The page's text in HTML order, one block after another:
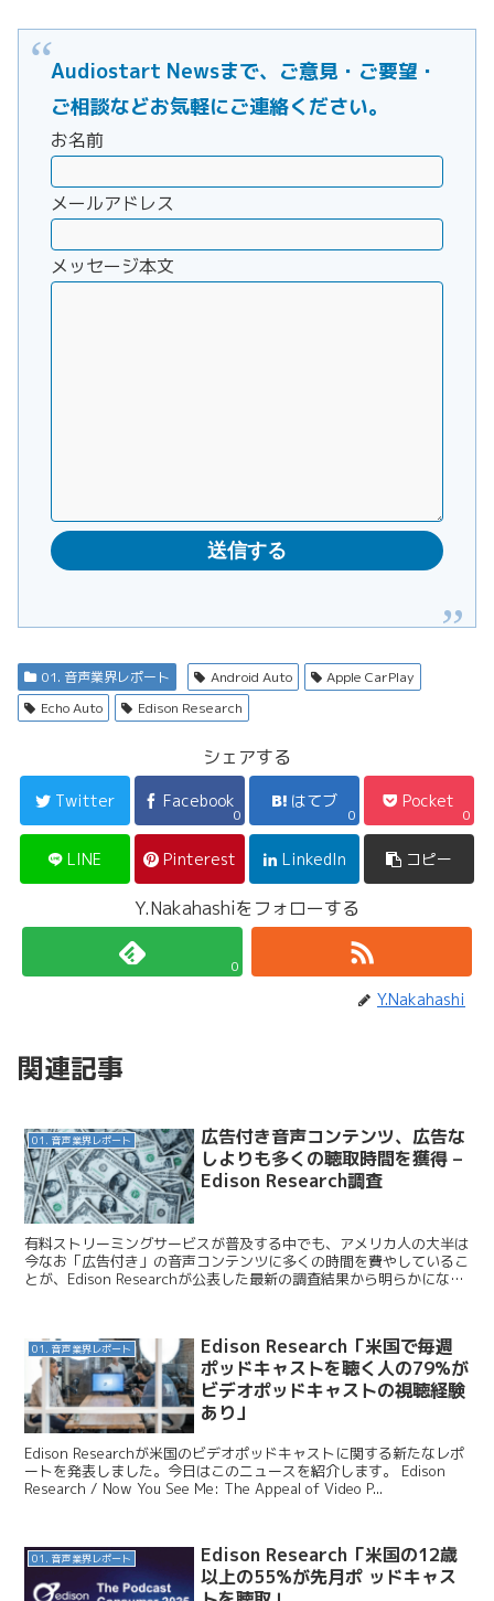
Audiostart Newsまで、ご意見・ご要望・
ご相談などお気軽にご連絡ください。
お名前
メールアドレス
メッセージ本文
01. 音声業界レポート Android Auto
Apple CarPlay
Echo Auto
Edison Research
シェアする
Twitter Facebook
0
はてブ
0
Pocket
0
LINE Pinterest LinkedIn コピー
Y.Nakahashiをフォローする
0
Y.Nakahashi
関連記事
01. 音声業界レポート
広告付き音声コンテンツ、広告な
しよりも多くの聴取時間を獲得 –
Edison Research調査
有料ストリーミングサービスが普及する中でも、アメリカ人の大半は
今なお「広告付き」の音声コンテンツに多くの時間を費やしているこ
とが、Edison Researchが公表した最新の調査結果から明らかになっ
01. 音声業界レポート
Edison Research「米国で毎週
ポッドキャストを聴く人の79%が
ビデオポッドキャストの視聴経験
あり」
Edison Researchが米国のビデオポッドキャストに関する新たなレポ
ートを発表しました。今日はこのニュースを紹介します。 Edison
Research / Now You See Me: The Appeal of Video P...
01. 音声業界レポート
Edison Research「⽶国の12歳
以上の55%が先⽉ポ ッドキャス